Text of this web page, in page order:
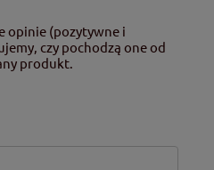
opinie (pozytywne i
czy pochodzą one od
produkt.